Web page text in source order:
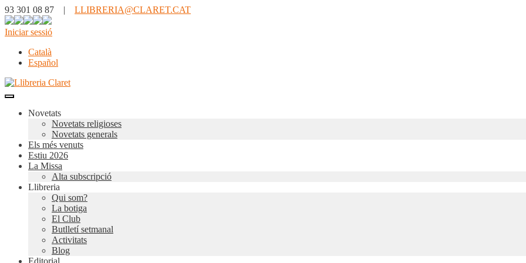
93 301 08 87 | LLIBRERIA@CLARET.CAT
Iniciar sessió
Català
Español
Novetats
Novetats religioses
Novetats generals
Els més venuts
Estiu 2026
La Missa
Alta subscripció
Llibreria
Qui som?
La botiga
El Club
Butlletí setmanal
Activitats
Blog
Editorial